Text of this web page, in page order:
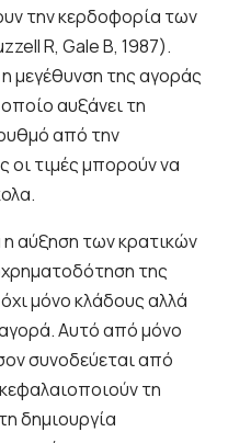
την κερδοφορία των
R, Gale B, 1987).
μεγέθυνση της αγοράς
αυξάνει τη
από την
τιμές μπορούν να
η αύξηση των κρατικών
της
μόνο κλάδους αλλά
αγορά. Αυτό από μόνο
συνοδεύεται από
τη
δημιουργία